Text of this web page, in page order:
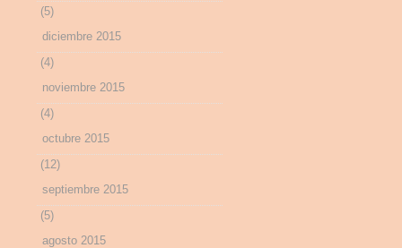
(5)
diciembre 2015
(4)
noviembre 2015
(4)
octubre 2015
(12)
septiembre 2015
(5)
agosto 2015